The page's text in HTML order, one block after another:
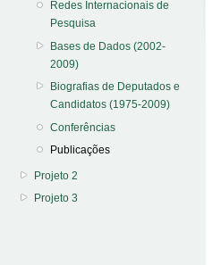
Redes Internacionais de
Pesquisa
Bases de Dados (2002-
2009)
Biografias de Deputados e
Candidatos (1975-2009)
Conferências
Publicações
Projeto 2
Projeto 3